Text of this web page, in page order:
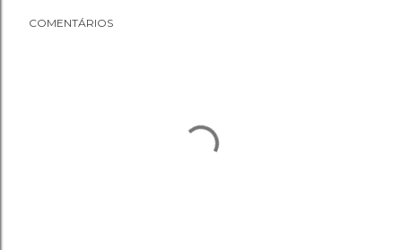
COMENTÁRIOS